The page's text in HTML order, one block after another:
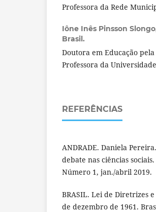
Professora da Rede
Iône Inês Pinsson
Brasil.
Doutora em Educação
Professora da
REFERÊNCIAS
ANDRADE. Daniela
debate nas ciências
Número 1, jan./abril 2019.
BRASIL. Lei de Diretrizes
de dezembro de 1961.